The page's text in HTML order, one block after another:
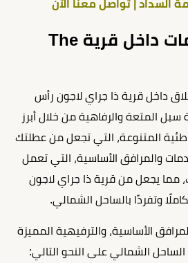
السداد | تواصل معنا الآن
المرافق والخدمات داخل قرية The
داخل قرية ذا جراي لاجون رأس
المتعة والرفاهية من خلال أبرز
المتنوعة، التي تجعل من عطلتك
والمرافق الأساسية، التي تعمل
مما يجعل من قرية ذا جراي لاجون
وتفردًا بالساحل الشمالي.
الأساسية، والترفيهية المميزة
الساحل الشمالي على النحو التالي: